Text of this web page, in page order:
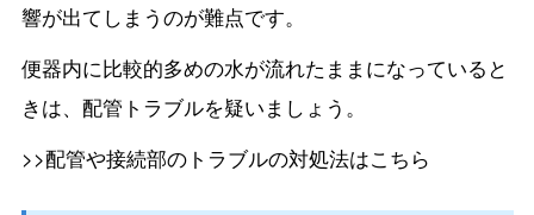
響が出てしまうのが難点です。
便器内に比較的多めの水が流れたままになっていると
きは、配管トラブルを疑いましょう。
>>配管や接続部のトラブルの対処法はこちら